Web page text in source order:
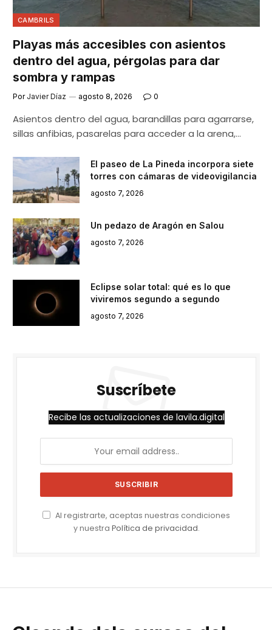
CAMBRILS
Playas más accesibles con asientos
dentro del agua, pérgolas para dar
sombra y rampas
Por Javier Díaz agosto 8, 2026 0
Asientos dentro del agua, barandillas para agarrarse,
sillas anfibias, pasarelas para acceder a la arena,…
El paseo de La Pineda incorpora siete
torres con cámaras de videovigilancia
agosto 7, 2026
Un pedazo de Aragón en Salou
agosto 7, 2026
Eclipse solar total: qué es lo que
viviremos segundo a segundo
agosto 7, 2026
Suscríbete
Recibe las actualizaciones de lavila.digital
Al registrarte, aceptas nuestras condiciones
y nuestra Política de privacidad.